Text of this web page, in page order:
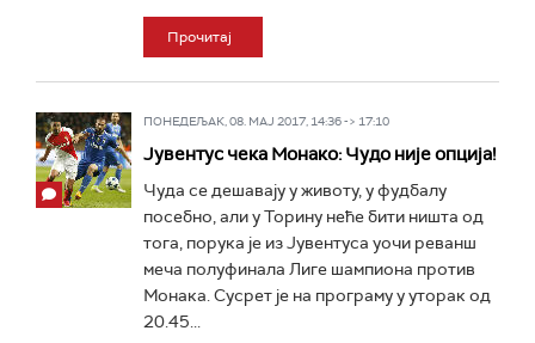
Прочитај
ПОНЕДЕЉАК, 08. МАЈ 2017, 14:36 -> 17:10
Јувентус чека Монако: Чудо није опција!
Чуда се дешавају у животу, у фудбалу
посебно, али у Торину неће бити ништа од
тога, порука је из Јувентуса уочи реванш
меча полуфинала Лиге шампиона против
Монака. Сусрет је на програму у уторак од
20.45...